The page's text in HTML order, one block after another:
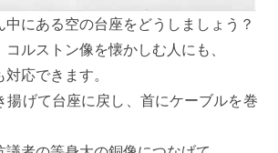
中にある空の台座をどうしましょう？
ルストン像を懐かしむ人にも、
応できます。
揚げて台座に戻し、首にケーブルを巻